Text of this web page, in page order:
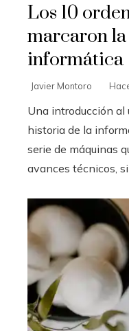
Los 10
marcaron
informática
Javier Montoro
Una introducción
historia de la
serie de máquinas
avances técnicos,